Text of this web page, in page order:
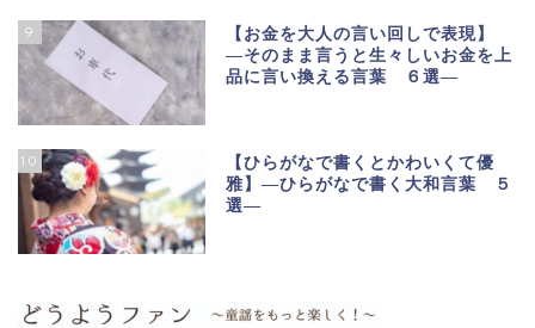
9
【お金を大人の言い回しで表現】
―そのまま言うと生々しいお金を上
品に言い換える言葉 ６選―
10
【ひらがなで書くとかわいくて優
雅】―ひらがなで書く大和言葉 ５
選―